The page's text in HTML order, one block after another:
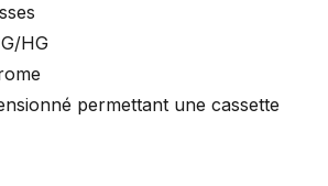
HG
permettant une cassette